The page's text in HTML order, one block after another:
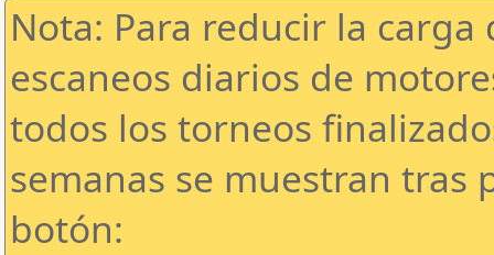
Nota: Para reducir la
escaneos diarios de
todos los torneos
semanas se muestran tras
botón: